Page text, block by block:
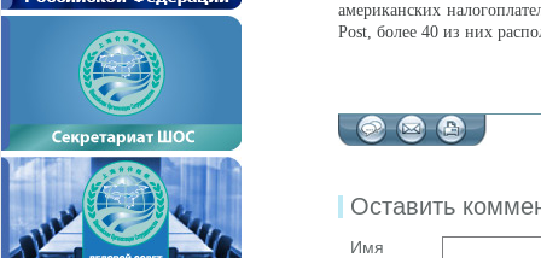
американских
Post, более 40 из них
Оставить
Имя